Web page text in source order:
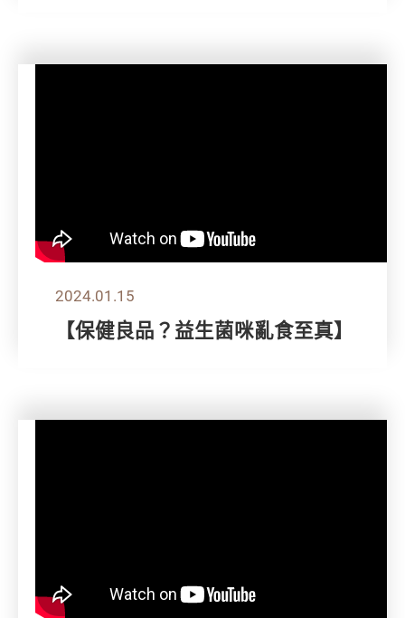
2024.01.15
【保健良品？益生菌咪亂食至真】